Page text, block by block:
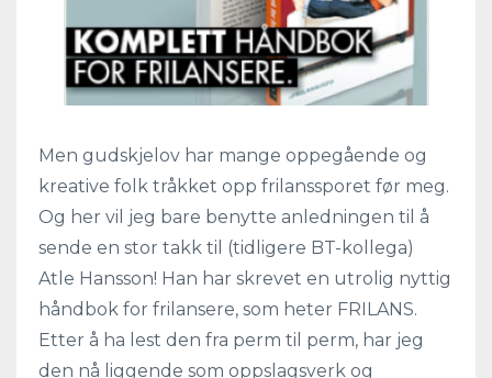
Men gudskjelov har mange oppegående og
kreative folk tråkket opp frilanssporet før meg.
Og her vil jeg bare benytte anledningen til å
sende en stor takk til (tidligere BT-kollega)
Atle Hansson! Han har skrevet en utrolig nyttig
håndbok for frilansere, som heter FRILANS.
Etter å ha lest den fra perm til perm, har jeg
den nå liggende som oppslagsverk og